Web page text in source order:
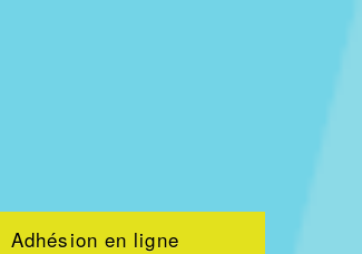
Adhésion en ligne